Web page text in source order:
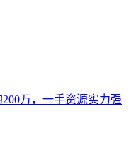
万，一手资源实力强